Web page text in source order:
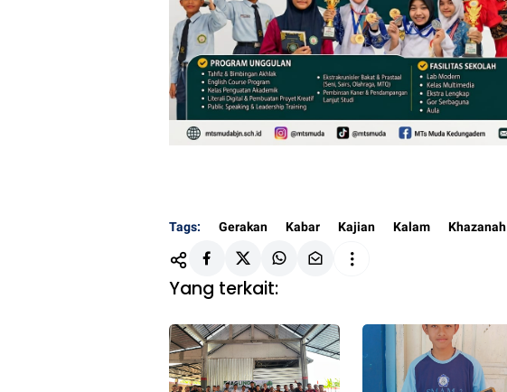
Tags: Gerakan Kabar Kajian Kalam Khazanah
Yang terkait: